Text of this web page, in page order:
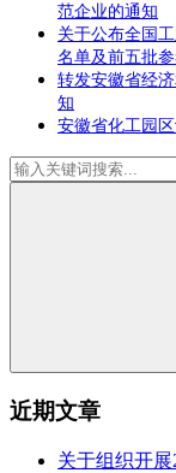
范企业的通知
关于公布全国
名单及前五批
转发安徽省经
知
安徽省化工园区
近期文章
关于组织开